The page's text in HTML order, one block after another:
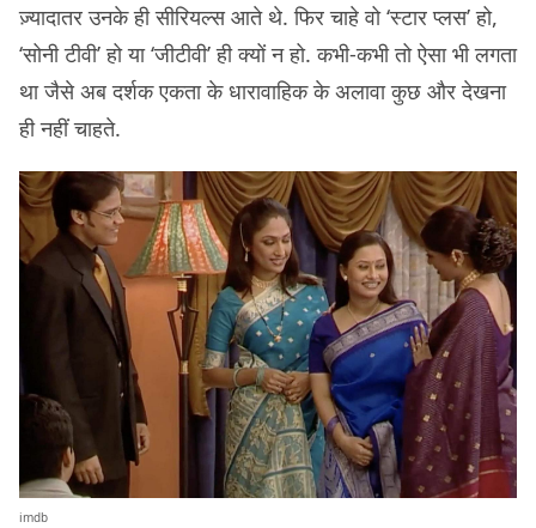
ज़्यादातर उनके ही सीरियल्स आते थे. फिर चाहे वो ‘स्टार प्लस’ हो,
‘सोनी टीवी’ हो या ‘जीटीवी’ ही क्यों न हो. कभी-कभी तो ऐसा भी लगता
था जैसे अब दर्शक एकता के धारावाहिक के अलावा कुछ और देखना
ही नहीं चाहते.
imdb